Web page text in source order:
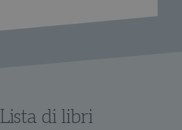
Lista di libri